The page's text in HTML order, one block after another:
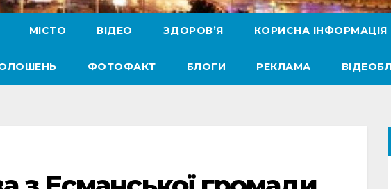
МІСТО ВІДЕО ЗДОРОВ’Я КОРИСНА ІНФОРМАЦІЯ
ФОТОФАКТ БЛОГИ РЕКЛАМА